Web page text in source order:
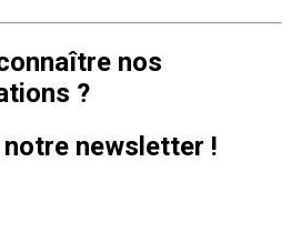
nos
?
newsletter !